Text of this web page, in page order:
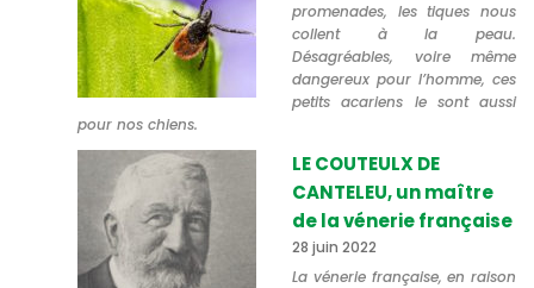
promenades, les tiques nous
collent à la peau.
Désagréables, voire même
dangereux pour l’homme, ces
petits acariens le sont aussi
pour nos chiens.
LE COUTEULX DE
CANTELEU, un maître
de la vénerie française
28 juin 2022
La vénerie française, en raison